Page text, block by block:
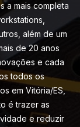
a mais completa
além de um
de 20 anos
e cada
todos os
em Vitória/ES,
é trazer as
e reduzir